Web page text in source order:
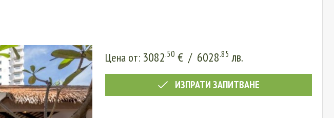
Цена от: 3082.50 € / 6028.85 лв.
ИЗПРАТИ ЗАПИТВАНЕ